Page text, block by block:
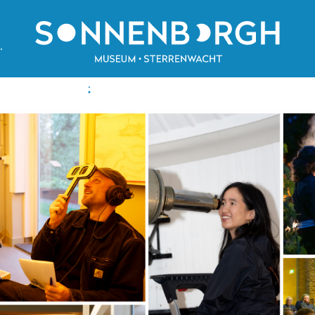
Zonnenburg 2
3512 NL Utrecht
+31 (0)30 820 1420
info@sonnenborgh.nl
Verhuur:info@qeet.nl
dinsdag t/m vrijdag:
11.00 - 17.00 uur